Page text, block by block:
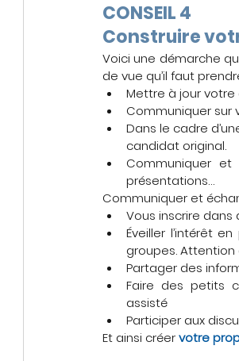
CONSEIL 4
Construire
Voici une démarche
de vue qu’il faut
Mettre à jour votre
Communiquer sur
Dans le cadre
candidat original.
Communiquer
présentations…
Communiquer et
Vous inscrire
Éveiller l’intérêt
groupes.
Partager des
Faire des petits
assisté
Participer aux
Et ainsi créer votre